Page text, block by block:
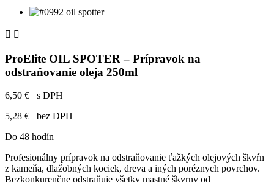
 
ProElite OIL SPOTER – Prípravok na
odstraňovanie oleja 250ml
6,50 €
s DPH
5,28 €
bez DPH
Do 48 hodín
Profesionálny prípravok na odstraňovanie ťažkých olejových škvŕn
z kameňa, dlažobných kociek, dreva a iných poréznych povrchov.
Bezkonkurenčne odstraňuje všetky mastné škvrny od